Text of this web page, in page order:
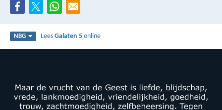
NBG LeesGalaten 5 online